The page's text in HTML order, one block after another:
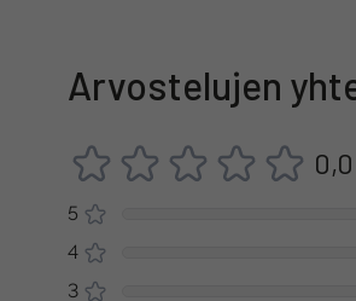
Arvostelujen
0,0
5
4
3